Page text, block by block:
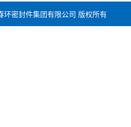
密封件集团有限公司 版权所有